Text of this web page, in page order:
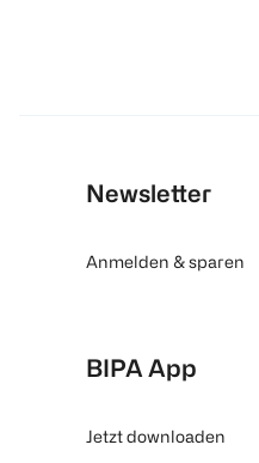
Newsletter
Anmelden & sparen
BIPA App
Jetzt downloaden